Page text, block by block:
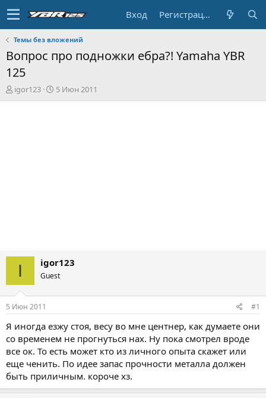
Вход Регистрация
Темы без вложений
Вопрос про подножки ебра?! Yamaha YBR
125
А
в
igor123
Д
а
5 Июн 2011
I igor123
Guest
5 Июн 2011 #1
Я иногда езжу стоя, весу во мне центнер, как думаете они
со временем не прогнуться нах. Ну пока смотрел вроде
все ок. То есть может кто из личного опыта скажет или
еще ченить. По идее запас прочности металла должен
быть приличным. короче хз.